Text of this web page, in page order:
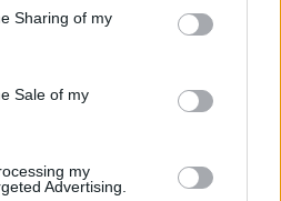
behaviour. You may click to
and its third-party tags to
purposes in below Google
Sharing of my
Sale of my
my
Advertising.
e tecnologica capace di
digitale di milioni di utenti.